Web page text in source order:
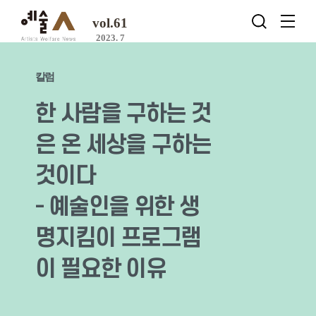
vol.61
2023. 7
칼럼
한 사람을 구하는 것
은 온 세상을 구하는
것이다
- 예술인을 위한 생
명지킴이 프로그램
이 필요한 이유